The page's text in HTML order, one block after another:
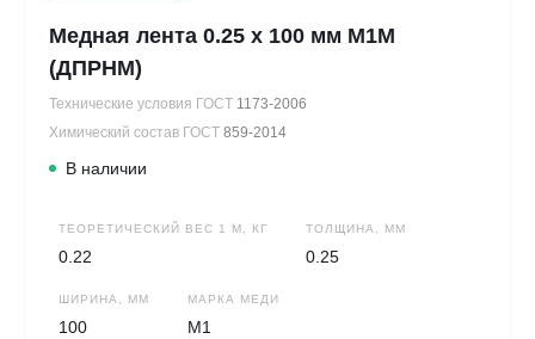
Медная лента 0.25 х 100 мм М1М
(ДПРНМ)
Технические условия ГОСТ 1173-2006
Химический состав ГОСТ 859-2014
В наличии
ТЕОРЕТИЧЕСКИЙ ВЕС 1 М, КГ
0.22
ТОЛЩИНА, ММ
0.25
ШИРИНА, ММ
100
МАРКА МЕДИ
М1